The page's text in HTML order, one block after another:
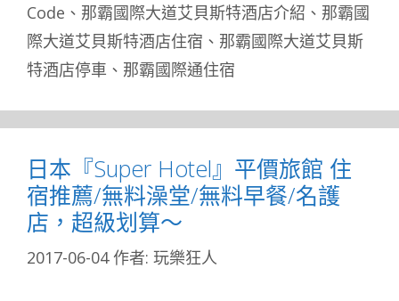
Code 、 那霸國際大道艾貝斯特酒店介紹 、 那霸國
際大道艾貝斯特酒店住宿 、 那霸國際大道艾貝斯
特酒店停車 、 那霸國際通住宿
日本『Super Hotel』平價旅館 住
宿推薦/無料澡堂/無料早餐/名護
店，超級划算～
2017-06-04 作者: 玩樂狂人